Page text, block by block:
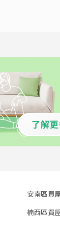
安南區買
楠西區買